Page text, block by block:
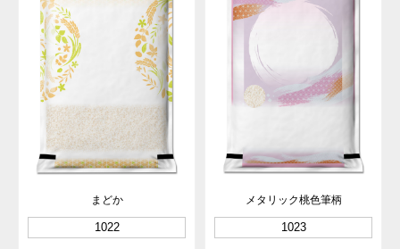
まどか
1022
メタリック桃色筆柄
1023